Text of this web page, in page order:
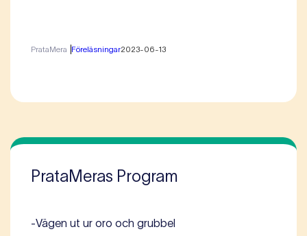
PrataMera Föreläsningar2023-06-13
PrataMeras Program
-Vägen ut ur oro och grubbel